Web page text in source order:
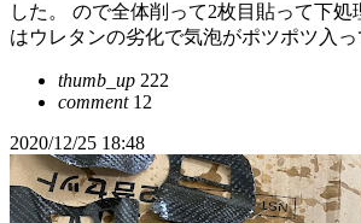
した。 ので全体削って2枚目貼って下
はウレタンの劣化で気泡がポツポツ入っ
thumb_up 222
comment12
2020/12/25 18:48